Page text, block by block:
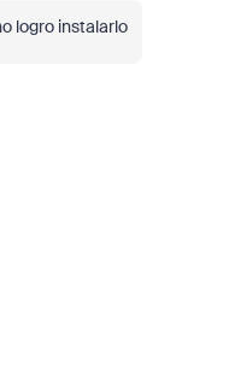
logro instalarlo